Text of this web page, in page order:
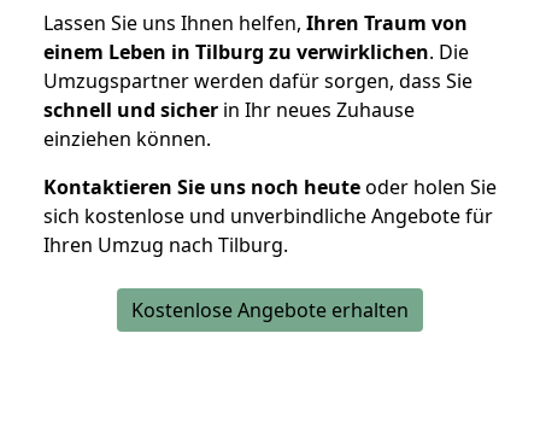
Lassen Sie uns Ihnen helfen, Ihren Traum von
einem Leben in Tilburg zu verwirklichen. Die
Umzugspartner werden dafür sorgen, dass Sie
schnell und sicher in Ihr neues Zuhause
einziehen können.
Kontaktieren Sie uns noch heuteoder holen Sie
sich kostenlose und unverbindliche Angebote für
Ihren Umzug nach Tilburg.
Kostenlose Angebote erhalten